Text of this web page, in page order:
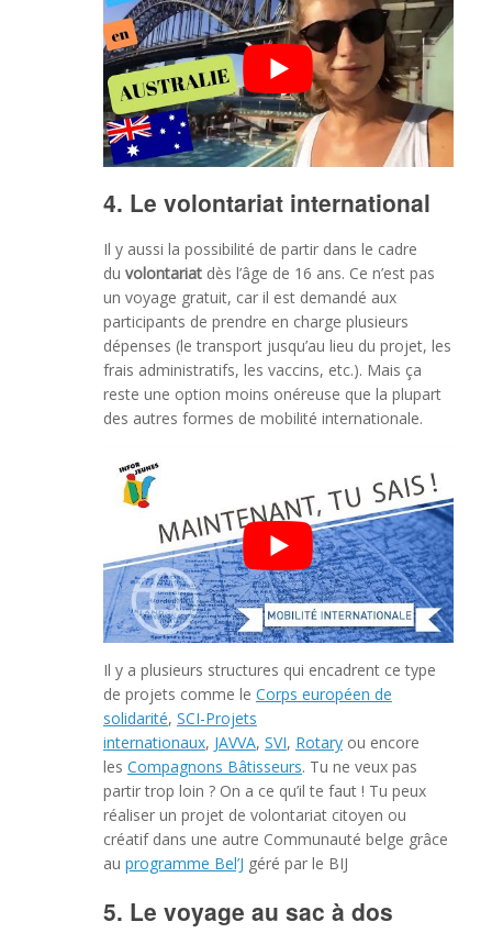
4. Le volontariat international
Il y aussi la possibilité de partir dans le cadre
du volontariatdès l’âge de 16 ans. Ce n’est pas
un voyage gratuit, car il est demandé aux
participants de prendre en charge plusieurs
dépenses (le transport jusqu’au lieu du projet, les
frais administratifs, les vaccins, etc.). Mais ça
reste une option moins onéreuse que la plupart
des autres formes de mobilité internationale.
Il y a plusieurs structures qui encadrent ce type
de projets comme le Corps européen de
solidarité, SCI-Projets
internationaux, JAVVA, SVI, Rotaryou encore
les Compagnons Bâtisseurs. Tu ne veux pas
partir trop loin ? On a ce qu’il te faut ! Tu peux
réaliser un projet de volontariat citoyen ou
créatif dans une autre Communauté belge grâce
au programme Bel’J géré par le BIJ
5. Le voyage au sac à dos